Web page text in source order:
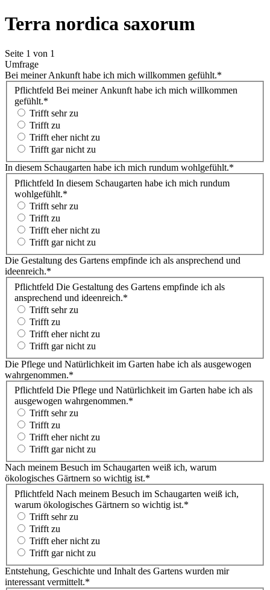
Terra nordica saxorum
Seite 1 von 1
Umfrage
Bei meiner Ankunft habe ich mich willkommen gefühlt.*
Pflichtfeld Bei meiner Ankunft habe ich mich willkommen
gefühlt.*
Trifft sehr zu
Trifft zu
Trifft eher nicht zu
Trifft gar nicht zu
In diesem Schaugarten habe ich mich rundum wohlgefühlt.*
Pflichtfeld In diesem Schaugarten habe ich mich rundum
wohlgefühlt.*
Trifft sehr zu
Trifft zu
Trifft eher nicht zu
Trifft gar nicht zu
Die Gestaltung des Gartens empfinde ich als ansprechend und
ideenreich.*
Pflichtfeld Die Gestaltung des Gartens empfinde ich als
ansprechend und ideenreich.*
Trifft sehr zu
Trifft zu
Trifft eher nicht zu
Trifft gar nicht zu
Die Pflege und Natürlichkeit im Garten habe ich als ausgewogen
wahrgenommen.*
Pflichtfeld Die Pflege und Natürlichkeit im Garten habe ich als
ausgewogen wahrgenommen.*
Trifft sehr zu
Trifft zu
Trifft eher nicht zu
Trifft gar nicht zu
Nach meinem Besuch im Schaugarten weiß ich, warum
ökologisches Gärtnern so wichtig ist.*
Pflichtfeld Nach meinem Besuch im Schaugarten weiß ich,
warum ökologisches Gärtnern so wichtig ist.*
Trifft sehr zu
Trifft zu
Trifft eher nicht zu
Trifft gar nicht zu
Entstehung, Geschichte und Inhalt des Gartens wurden mir
interessant vermittelt.*